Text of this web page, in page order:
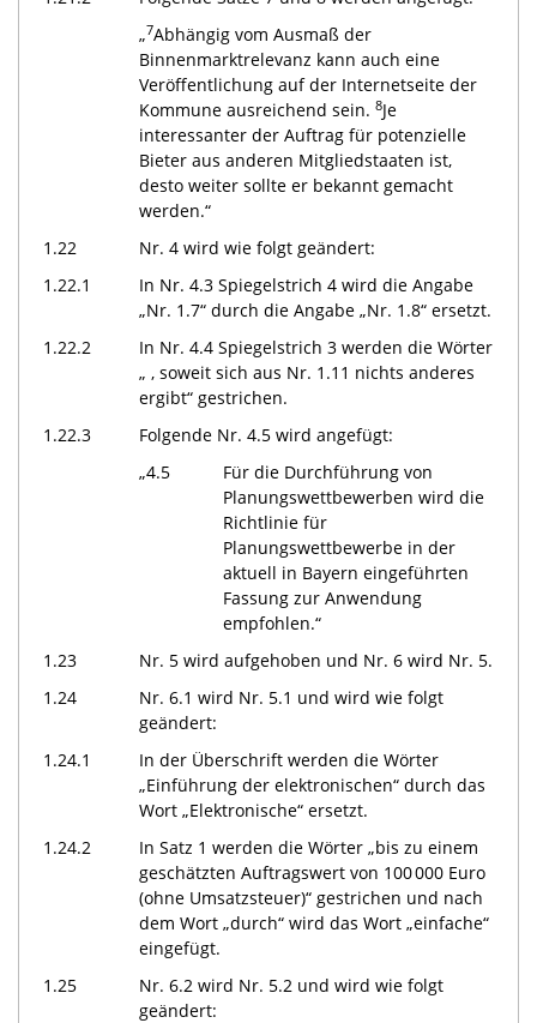
„7Abhängig vom Ausmaß der
Binnenmarktrelevanz kann auch eine
Veröffentlichung auf der Internetseite der
Kommune ausreichend sein. 8Je
interessanter der Auftrag für potenzielle
Bieter aus anderen Mitgliedstaaten ist,
desto weiter sollte er bekannt gemacht
werden.“
1.22
Nr. 4 wird wie folgt geändert:
1.22.1
In Nr. 4.3 Spiegelstrich 4 wird die Angabe
„Nr. 1.7“ durch die Angabe „Nr. 1.8“ ersetzt.
1.22.2
In Nr. 4.4 Spiegelstrich 3 werden die Wörter
„ , soweit sich aus Nr. 1.11 nichts anderes
ergibt“ gestrichen.
1.22.3
Folgende Nr. 4.5 wird angefügt:
„4.5
Für die Durchführung von
Planungswettbewerben wird die
Richtlinie für
Planungswettbewerbe in der
aktuell in Bayern eingeführten
Fassung zur Anwendung
empfohlen.“
1.23
Nr. 5 wird aufgehoben und Nr. 6 wird Nr. 5.
1.24
Nr. 6.1 wird Nr. 5.1 und wird wie folgt
geändert:
1.24.1
In der Überschrift werden die Wörter
„Einführung der elektronischen“ durch das
Wort „Elektronische“ ersetzt.
1.24.2
In Satz 1 werden die Wörter „bis zu einem
geschätzten Auftragswert von 100 000 Euro
(ohne Umsatzsteuer)“ gestrichen und nach
dem Wort „durch“ wird das Wort „einfache“
eingefügt.
1.25
Nr. 6.2 wird Nr. 5.2 und wird wie folgt
geändert: